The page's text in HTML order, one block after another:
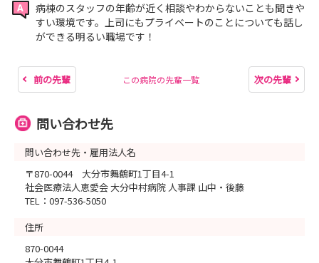
病棟のスタッフの年齢が近く相談やわからないことも聞きや
すい環境です。上司にもプライベートのことについても話し
ができる明るい職場です！
前の先輩 この病院の先輩一覧 次の先輩
問い合わせ先
問い合わせ先・雇用法人名
〒870-0044 大分市舞鶴町1丁目4-1
社会医療法人恵愛会 大分中村病院 人事課 山中・後藤
TEL：097-536-5050
住所
870-0044